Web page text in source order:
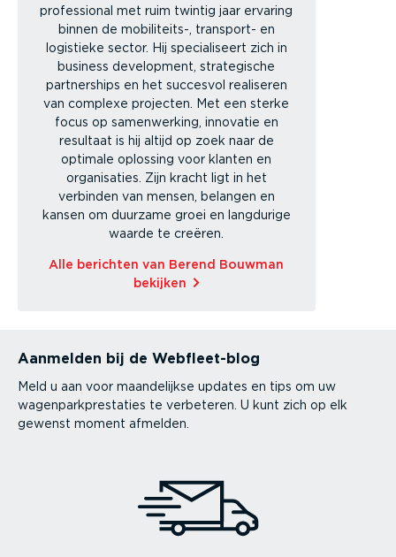
professional met ruim twintig jaar ervaring
binnen de mobiliteits-, transport- en
logistieke sector. Hij specialiseert zich in
business development, strategische
partnerships en het succesvol realiseren
van complexe projecten. Met een sterke
focus op samenwerking, innovatie en
resultaat is hij altijd op zoek naar de
optimale oplossing voor klanten en
organisaties. Zijn kracht ligt in het
verbinden van mensen, belangen en
kansen om duurzame groei en langdurige
waarde te creëren.
Alle berichten van Berend Bouwman
bekijken
Aanmelden bij de Webfleet-blog
Meld u aan voor maandelijkse updates en tips om uw
wagenparkprestaties te verbeteren. U kunt zich op elk
gewenst moment afmelden.